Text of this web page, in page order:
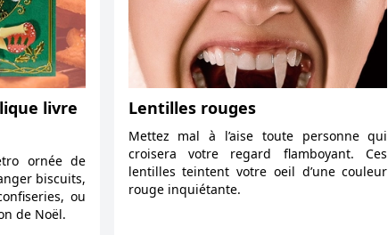
livre
ornée de
biscuits,
ou
de Noël.
Lentilles rouges
Mettez mal à l’aise toute personne qui
croisera votre regard flamboyant. Ces
lentilles teintent votre oeil d’une couleur
rouge inquiétante.